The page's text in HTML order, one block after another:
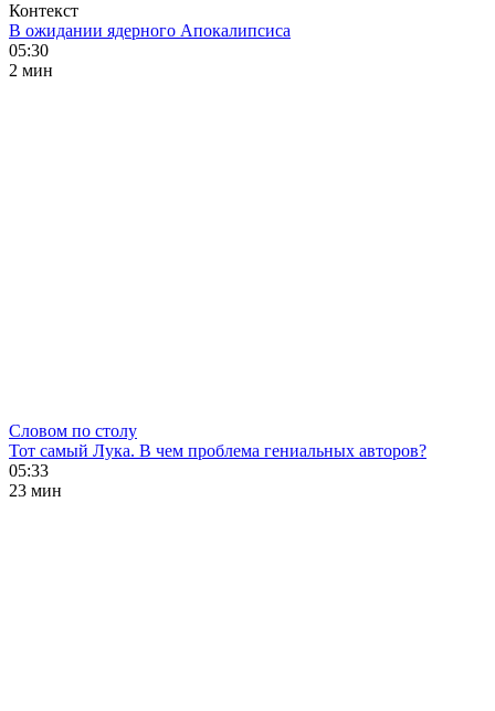
Контекст
В ожидании ядерного Апокалипсиса
05:30
2 мин
Словом по столу
Тот самый Лука. В чем проблема гениальных авторов?
05:33
23 мин